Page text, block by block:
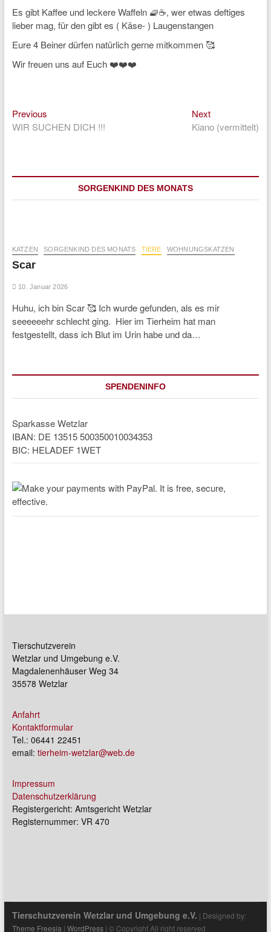
Es gibt Kaffee und leckere Waffeln 🧇☕, wer etwas deftiges
lieber mag, für den gibt es ( Käse- ) Laugenstangen
Eure 4 Beiner dürfen natürlich gerne mitkommen 🥰
Wir freuen uns auf Euch ❤️❤️❤️
Beitragsnavigation
PreviousPrevious
post:
WIR SUCHEN DICH !!!
NextNext
post:
Kiano (vermittelt)
SORGENKIND DES MONATS
KATZEN SORGENKIND DES MONATS TIERE WOHNUNGSKATZEN
Scar
10. Januar 2026
Huhu, ich bin Scar 🥰 Ich wurde gefunden, als es mir
seeeeeehr schlecht ging. Hier im Tierheim hat man
festgestellt, dass ich Blut im Urin habe und da…
SPENDENINFO
Sparkasse Wetzlar
IBAN: DE 13515 500350010034353
BIC: HELADEF 1WET
Tierschutzverein
Wetzlar und Umgebung e.V.
Magdalenenhäuser Weg 34
35578 Wetzlar
Anfahrt
Kontaktformular
Tel.: 06441 22451
email: tierheim-wetzlar@web.de
Impressum
Datenschutzerklärung
Registergericht: Amtsgericht Wetzlar
Registernummer: VR 470
Tierschutzverein Wetzlar und Umgebung e.V. | Designed by:
Theme Freesia | WordPress| © Copyright All right reserved